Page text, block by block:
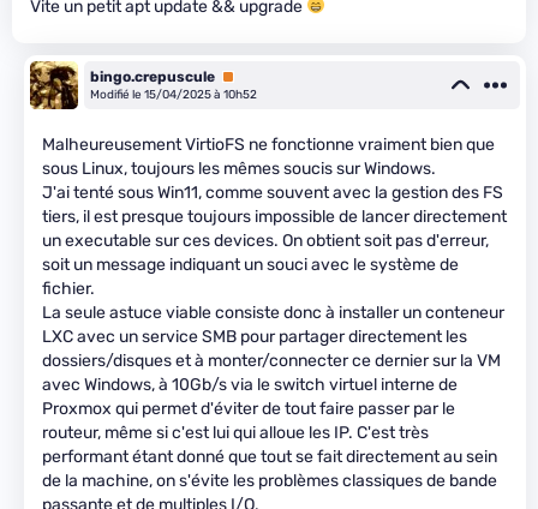
Vite un petit apt update && upgrade
bingo.crepuscule Premium
Modifié le 15/04/2025 à 10h52
Malheureusement VirtioFS ne fonctionne vraiment bien que
sous Linux, toujours les mêmes soucis sur Windows.
J'ai tenté sous Win11, comme souvent avec la gestion des FS
tiers, il est presque toujours impossible de lancer directement
un executable sur ces devices. On obtient soit pas d'erreur,
soit un message indiquant un souci avec le système de
fichier.
La seule astuce viable consiste donc à installer un conteneur
LXC avec un service SMB pour partager directement les
dossiers/disques et à monter/connecter ce dernier sur la VM
avec Windows, à 10Gb/s via le switch virtuel interne de
Proxmox qui permet d'éviter de tout faire passer par le
routeur, même si c'est lui qui alloue les IP. C'est très
performant étant donné que tout se fait directement au sein
de la machine, on s'évite les problèmes classiques de bande
passante et de multiples I/O.